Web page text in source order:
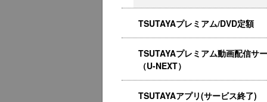
TSUTAYAプレミアム/DVD定額
TSUTAYAプレミアム動画配信サ
（U-NEXT）
TSUTAYAアプリ(サービス終了)